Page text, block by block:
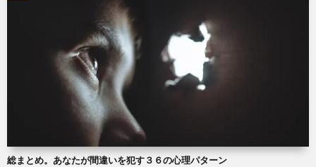
総まとめ。あなたが間違いを犯す３６の心理パターン